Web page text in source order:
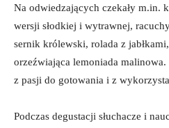
Na odwiedzających czekały m.in.
wersji słodkiej i wytrawnej,
sernik królewski, rolada z
orzeźwiająca lemoniada
z pasji do gotowania i z
Podczas degustacji słuchacze i